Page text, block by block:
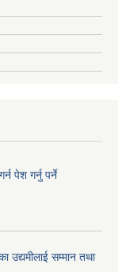
पेश गर्नु पर्ने
उद्यमीलाई सम्मान तथा